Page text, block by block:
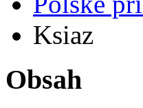
Ksiaz
Obsah